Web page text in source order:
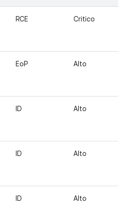
RCE Critico
EoP Alto
ID Alto
ID Alto
ID Alto